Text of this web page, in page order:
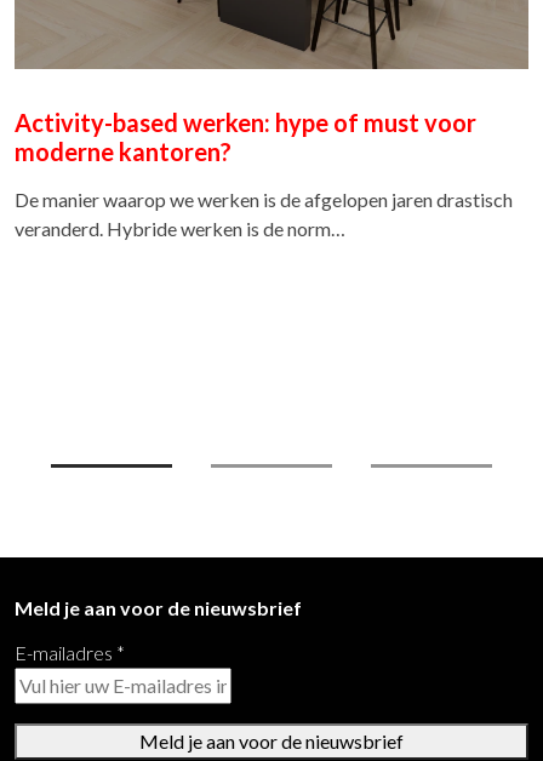
Haworth bureaustoelen laten repareren en
onderhouden bij Versluis Kantoorinrichters
Een goede bureaustoel is geen luxe, maar een essentieel
onderdeel van een gezonde werkplek. Haworth…
Meld je aan voor de nieuwsbrief
E-mailadres *
Meld je aan voor de nieuwsbrief